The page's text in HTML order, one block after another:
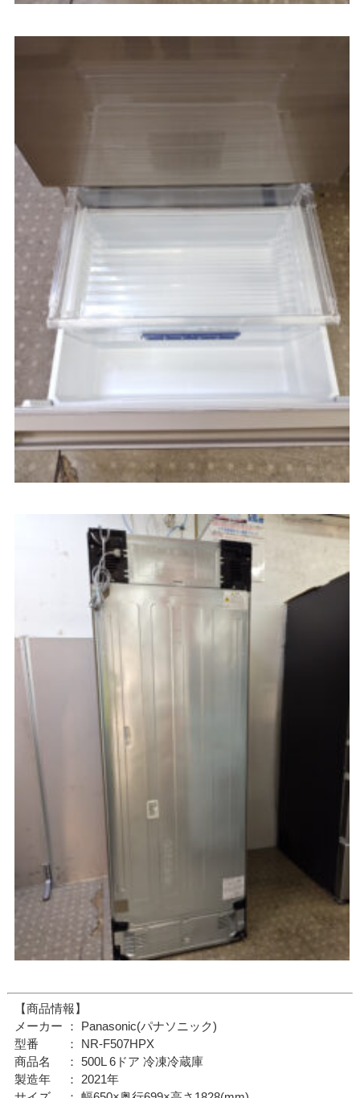
【商品情報】
メーカー ： Panasonic(パナソニック)
型番 ： NR-F507HPX
商品名 ： 500L 6ドア 冷凍冷蔵庫
製造年 ： 2021年